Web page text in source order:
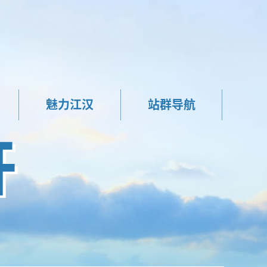
魅力江汉 站群导航